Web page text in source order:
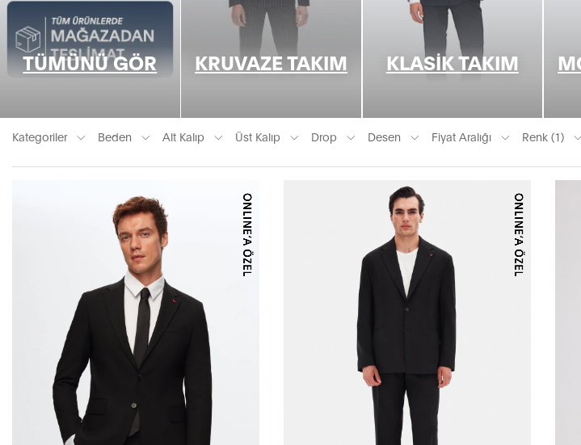
TÜMÜNÜ GÖR KRUVAZE TAKIM KLASIK TAKIM
Kategoriler Beden Alt Kalıp Üst Kalıp Drop Desen Fiyat Aralığı Renk (1)